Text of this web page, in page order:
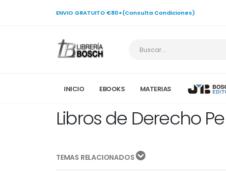
ENVIO GRATUITO €80+(Consulta Condiciones)
INICIO EBOOKS MATERIAS
Libros de Derecho
TEMAS RELACIONADOS